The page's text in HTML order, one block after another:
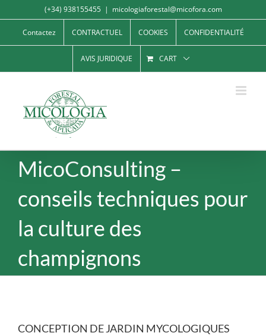
to
content
(+34) 938155455 | micologiaforestal@micofora.com
Contactez CONTRACTUEL COOKIES CONFIDENTIALITÉ
AVIS JURIDIQUE CART
MicoConsulting –
conseils techniques pour
la culture des
champignons
CONCEPTION DE JARDIN MYCOLOGIQUES